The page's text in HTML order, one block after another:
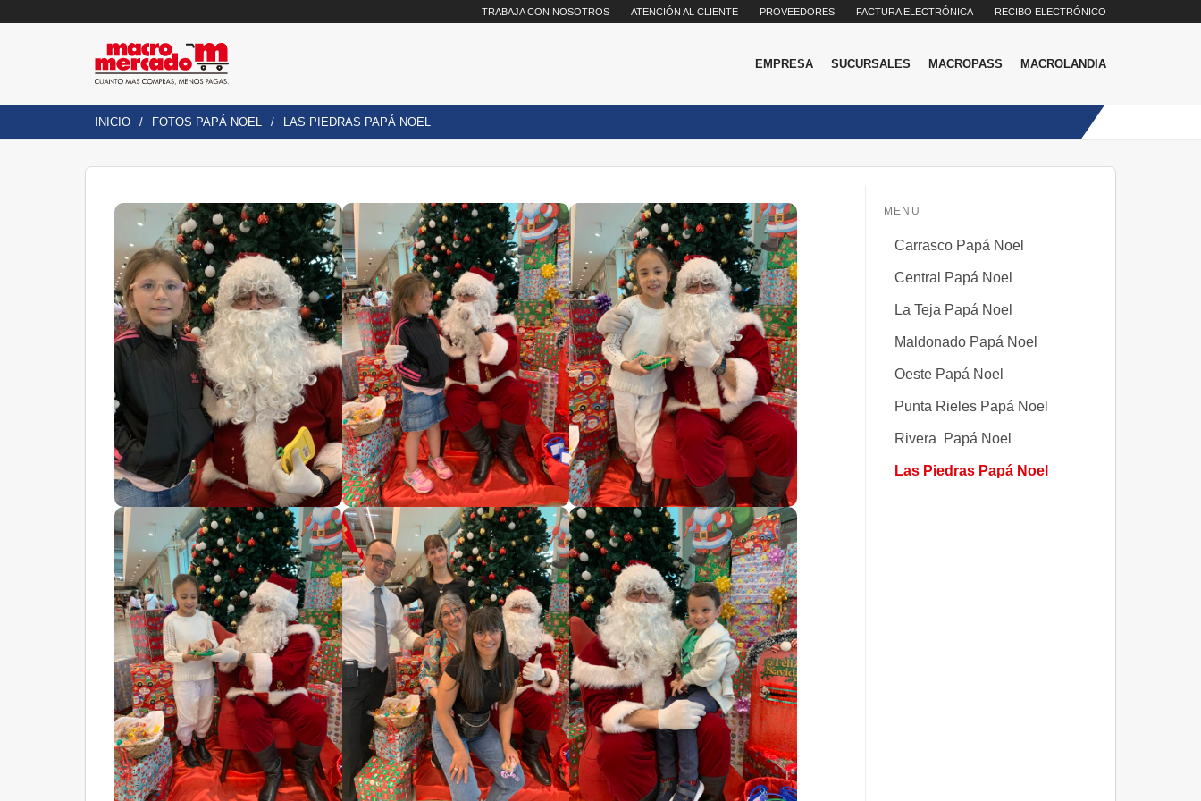
TRABAJA CON NOSOTROS ATENCIÓN AL CLIENTE PROVEEDORES FACTURA ELECTRÓNICA RECIBO ELECTRÓNICO
EMPRESA SUCURSALES MACROPASS MACROLANDIA
INICIO FOTOS PAPÁ NOEL LAS PIEDRAS PAPÁ NOEL
MENU
Carrasco Papá Noel
Central Papá Noel
La Teja Papá Noel
Maldonado Papá Noel
Oeste Papá Noel
Punta Rieles Papá Noel
Rivera Papá Noel
Las Piedras Papá Noel